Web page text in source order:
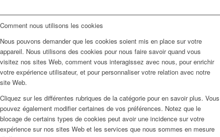
Comment nous utilisons les cookies
Nous pouvons demander que les cookies soient mis en place sur votre
appareil. Nous utilisons des cookies pour nous faire savoir quand vous
visitez nos sites Web, comment vous interagissez avec nous, pour enrichir
votre expérience utilisateur, et pour personnaliser votre relation avec notre
site Web.
Cliquez sur les différentes rubriques de la catégorie pour en savoir plus. Vous
pouvez également modifier certaines de vos préférences. Notez que le
blocage de certains types de cookies peut avoir une incidence sur votre
expérience sur nos sites Web et les services que nous sommes en mesure